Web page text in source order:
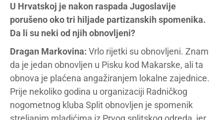
U Hrvatskoj je nakon raspada Jugoslavije
porušeno oko tri hiljade partizanskih spomenika.
Da li su neki od njih obnovljeni?
Dragan Markovina: Vrlo rijetki su obnovljeni. Znam
da je jedan obnovljen u Pisku kod Makarske, ali ta
obnova je plaćena angažiranjem lokalne zajednice.
Prije nekoliko godina u organizaciji Radničkog
nogometnog kluba Split obnovljen je spomenik